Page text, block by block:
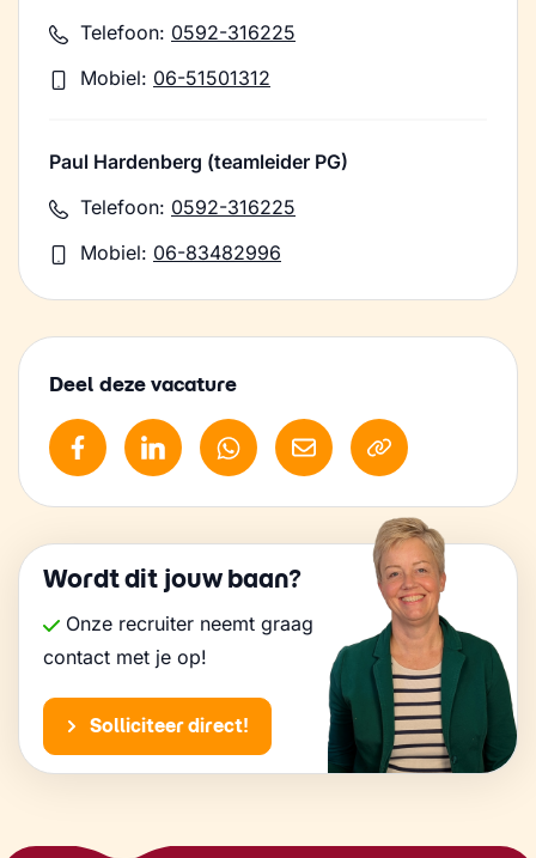
Telefoon: 0592-316225
Mobiel: 06-51501312
Paul Hardenberg (teamleider PG)
Telefoon: 0592-316225
Mobiel: 06-83482996
Deel deze vacature
Wordt dit jouw baan?
Onze recruiter neemt graag
contact met je op!
Solliciteer direct!